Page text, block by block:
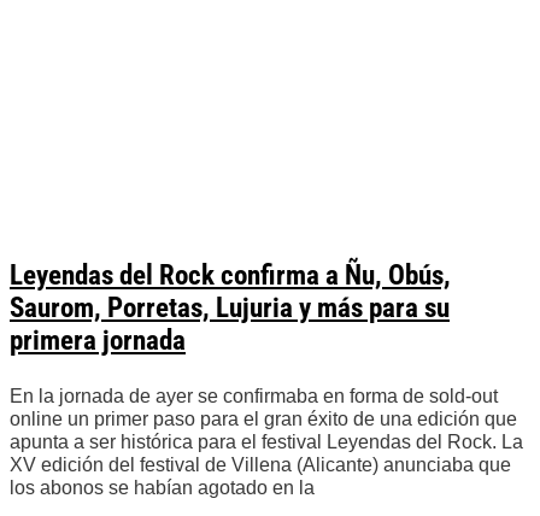
Leyendas del Rock confirma a Ñu, Obús,
Saurom, Porretas, Lujuria y más para su
primera jornada
En la jornada de ayer se confirmaba en forma de sold-out
online un primer paso para el gran éxito de una edición que
apunta a ser histórica para el festival Leyendas del Rock. La
XV edición del festival de Villena (Alicante) anunciaba que
los abonos se habían agotado en la